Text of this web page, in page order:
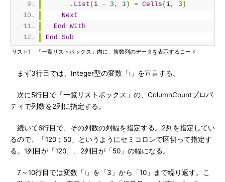
. List ( i - 3 , 1) = Cells ( i, 3 )
Next
End With
End Sub
リスト1 「一覧リストボックス」内に、複数列のデータを表示するコード
まず3行目では、Integer型の変数「i」を宣言する。
次に5行目で「一覧リストボックス」の、ColumnCountプロパ
ティで列数を2列に指定する。
続いて6行目で、その列数の列幅を指定する。2列を指定してい
るので、「120；50」というようにセミコロンで区切って指定す
る。1列目が「120」、2列目が「50」の幅になる。
7～10行目では変数「i」を「3」から「10」まで繰り返す。こ